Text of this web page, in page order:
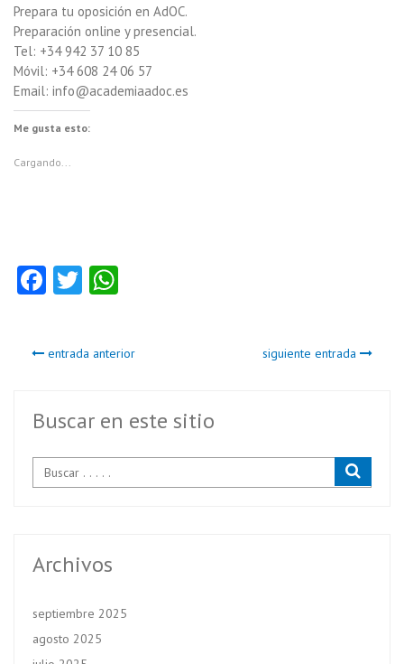
Prepara tu oposición en AdOC.
Preparación online y presencial.
Tel: +34 942 37 10 85
Móvil: +34 608 24 06 57
Email: info@academiaadoc.es
Me gusta esto:
Cargando...
Fa
o
k
T
er A
p
entrada anterior siguiente entrada
Buscar en este sitio
Archivos
septiembre 2025
agosto 2025